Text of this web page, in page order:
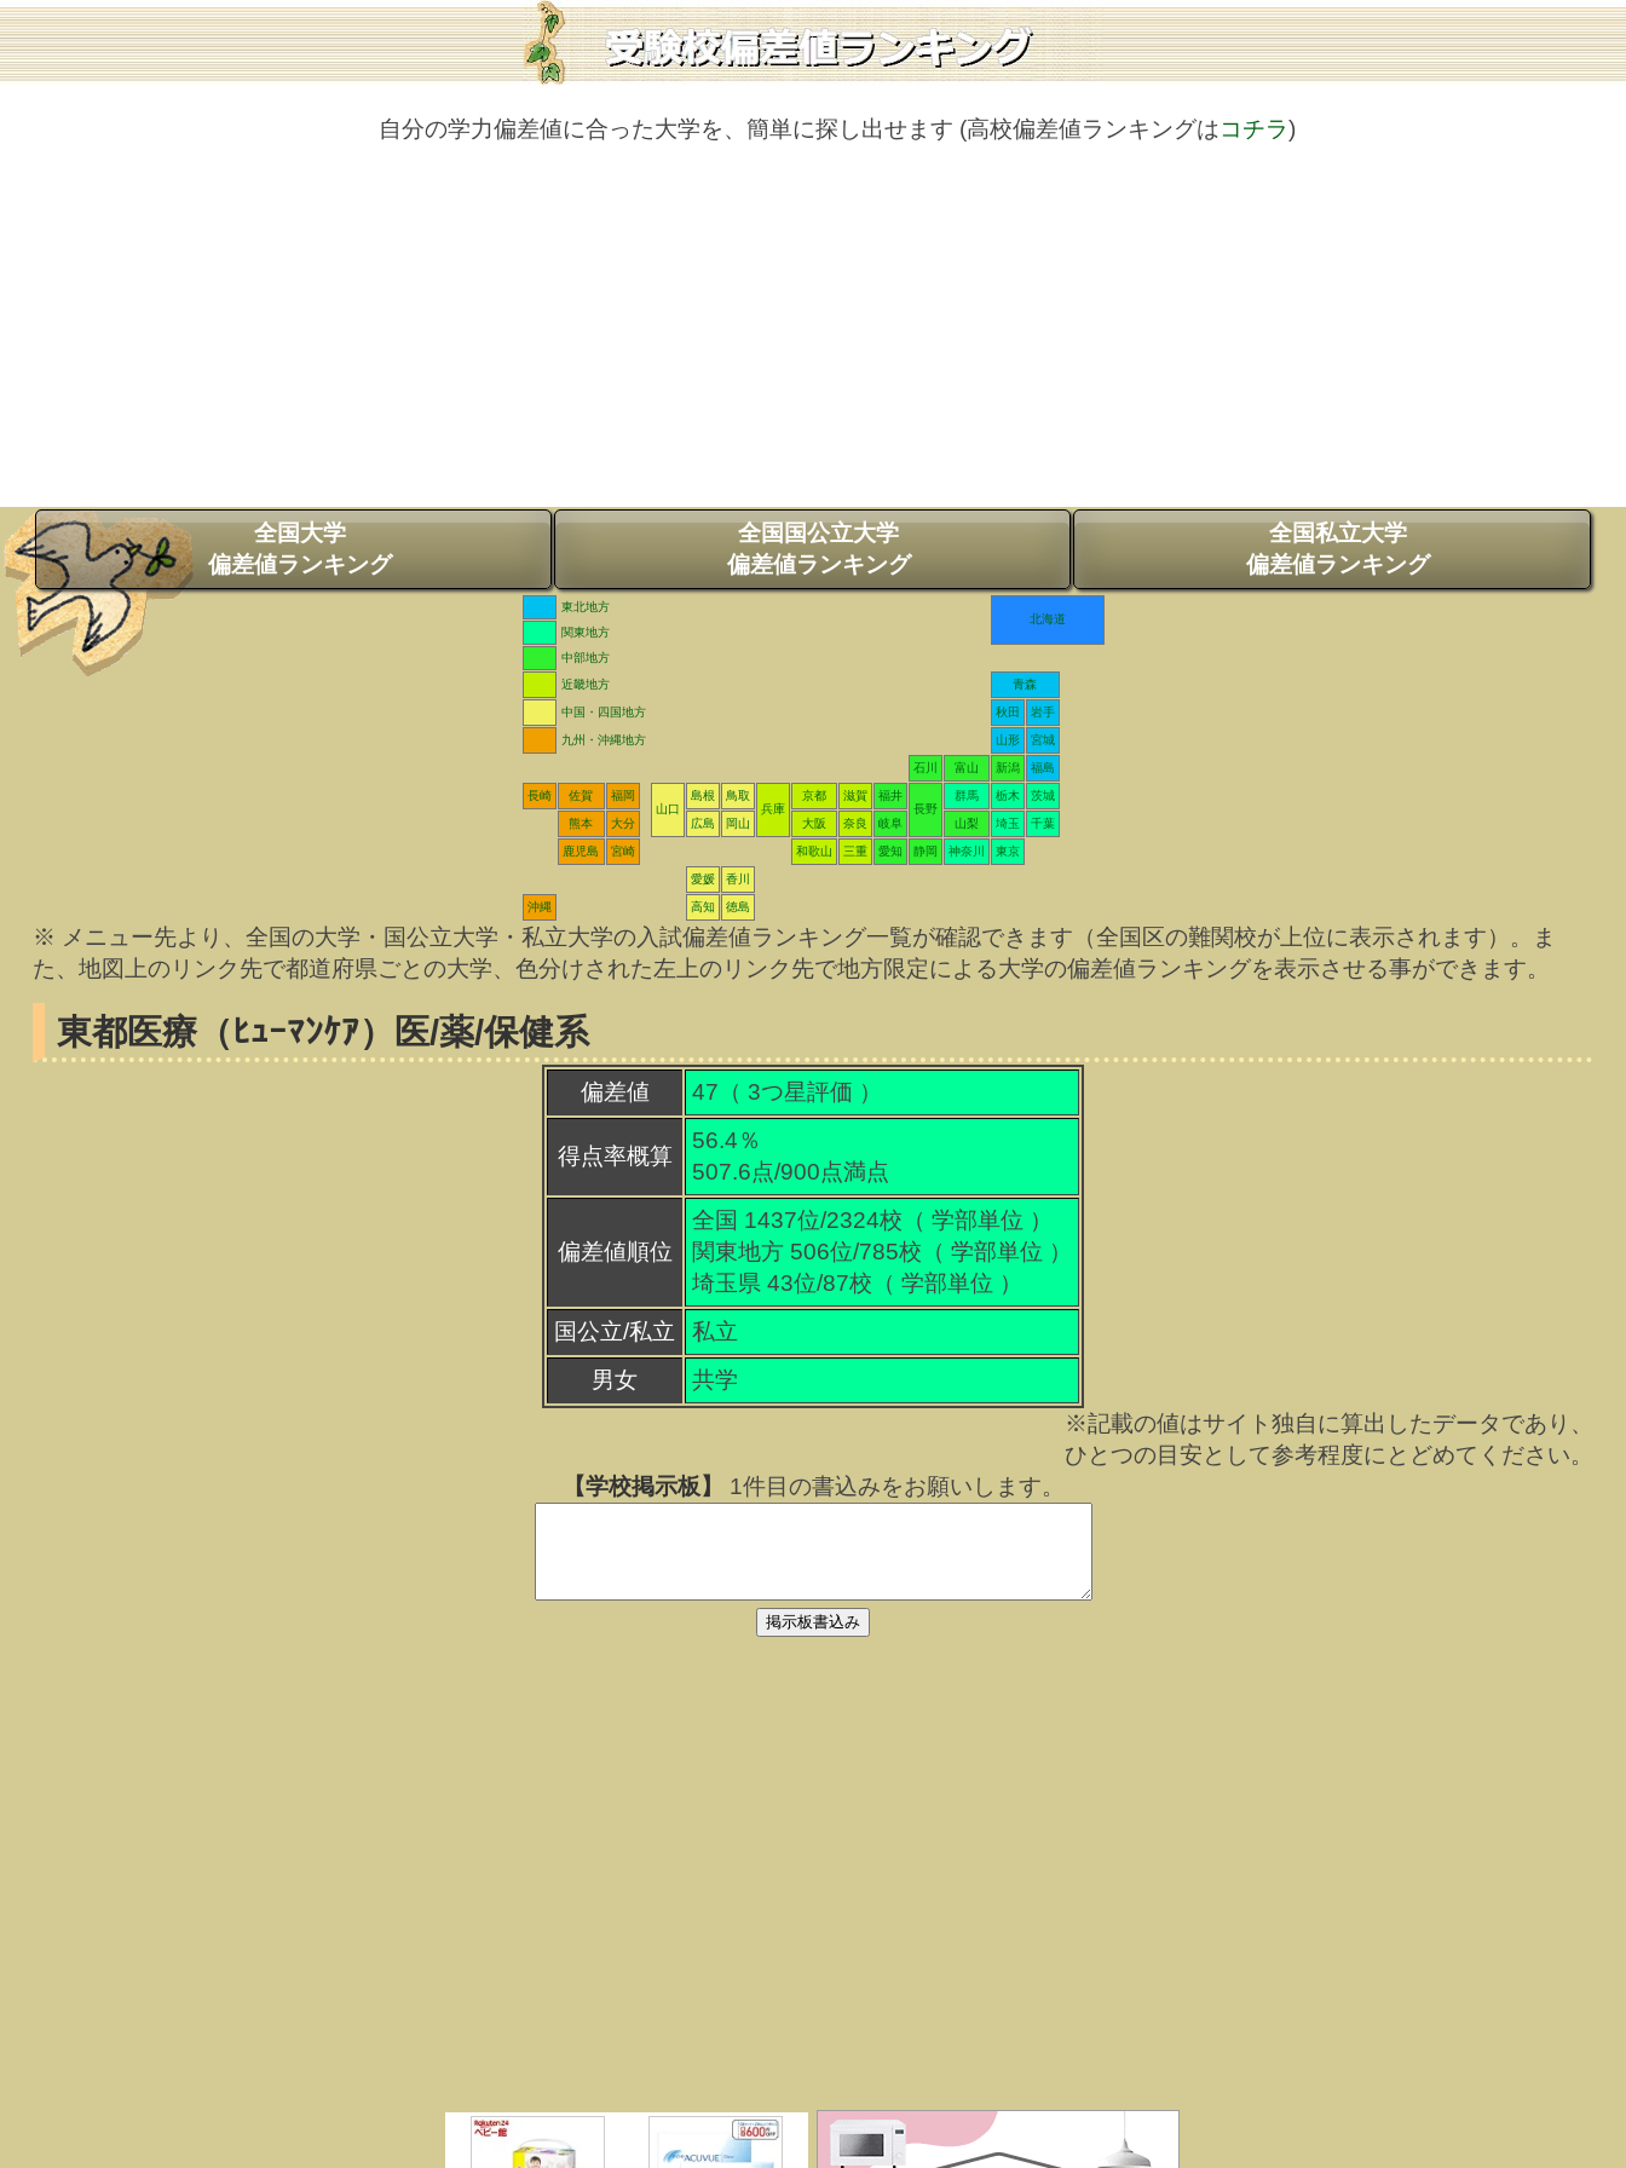
自分の学力偏差値に合った大学を、簡単に探し出せます (高校偏差値ランキングはコチラ)
全国大学
偏差値ランキング
全国国公立大学
偏差値ランキング
全国私立大学
偏差値ランキング
東北地方
北海道
関東地方
中部地方
近畿地方
青森
中国・四国地方 秋田 岩手
九州・沖縄地方 山形 宮城
石川 富山 新潟 福島
長崎 佐賀
福岡
山口
島根
鳥取
兵庫
京都 滋賀
福井
長野
群馬 栃木 茨城
熊本 大分 広島 岡山 大阪 奈良 岐阜 山梨 埼玉 千葉
鹿児島 宮崎 和歌山 三重 愛知 静岡 神奈川 東京
愛媛 香川
沖縄 高知 徳島
※ メニュー先より、全国の大学・国公立大学・私立大学の入試偏差値ランキング一覧が確認できます（全国区の難関校が上位に表示されます）。ま
た、地図上のリンク先で都道府県ごとの大学、色分けされた左上のリンク先で地方限定による大学の偏差値ランキングを表示させる事ができます。
東都医療（ﾋｭｰﾏﾝｹｱ） 医/薬/保健系
偏差値 47（ 3つ星評価 ）
得点率概算
56.4％
507.6点/900点満点
偏差値順位
全国 1437位/2324校（ 学部単位 ）
関東地方 506位/785校（ 学部単位 ）
埼玉県 43位/87校（ 学部単位 ）
国公立/私立
私立
男女
共学
※記載の値はサイト独自に算出したデータであり、
ひとつの目安として参考程度にとどめてください。
【学校掲示板】
1件目の書込みをお願いします。